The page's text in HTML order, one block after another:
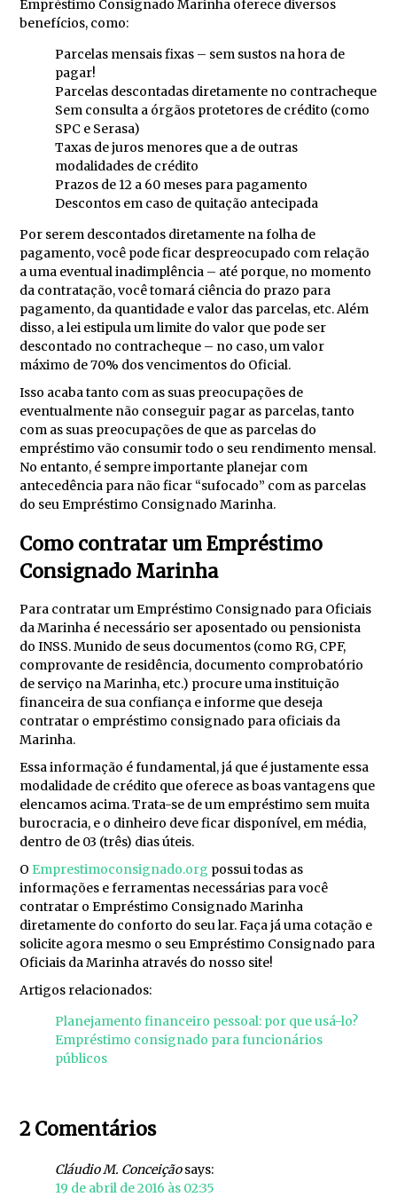
Empréstimo Consignado Marinha oferece diversos
benefícios, como:
Parcelas mensais fixas – sem sustos na hora de
pagar!
Parcelas descontadas diretamente no contracheque
Sem consulta a órgãos protetores de crédito (como
SPC e Serasa)
Taxas de juros menores que a de outras
modalidades de crédito
Prazos de 12 a 60 meses para pagamento
Descontos em caso de quitação antecipada
Por serem descontados diretamente na folha de
pagamento, você pode ficar despreocupado com relação
a uma eventual inadimplência – até porque, no momento
da contratação, você tomará ciência do prazo para
pagamento, da quantidade e valor das parcelas, etc. Além
disso, a lei estipula um limite do valor que pode ser
descontado no contracheque – no caso, um valor
máximo de 70% dos vencimentos do Oficial.
Isso acaba tanto com as suas preocupações de
eventualmente não conseguir pagar as parcelas, tanto
com as suas preocupações de que as parcelas do
empréstimo vão consumir todo o seu rendimento mensal.
No entanto, é sempre importante planejar com
antecedência para não ficar “sufocado” com as parcelas
do seu Empréstimo Consignado Marinha.
Como contratar um Empréstimo
Consignado Marinha
Para contratar um Empréstimo Consignado para Oficiais
da Marinha é necessário ser aposentado ou pensionista
do INSS. Munido de seus documentos (como RG, CPF,
comprovante de residência, documento comprobatório
de serviço na Marinha, etc.) procure uma instituição
financeira de sua confiança e informe que deseja
contratar o empréstimo consignado para oficiais da
Marinha.
Essa informação é fundamental, já que é justamente essa
modalidade de crédito que oferece as boas vantagens que
elencamos acima. Trata-se de um empréstimo sem muita
burocracia, e o dinheiro deve ficar disponível, em média,
dentro de 03 (três) dias úteis.
O Emprestimoconsignado.org possui todas as
informações e ferramentas necessárias para você
contratar o Empréstimo Consignado Marinha
diretamente do conforto do seu lar. Faça já uma cotação e
solicite agora mesmo o seu Empréstimo Consignado para
Oficiais da Marinha através do nosso site!
Artigos relacionados:
Planejamento financeiro pessoal: por que usá-lo?
Empréstimo consignado para funcionários
públicos
2 Comentários
Cláudio M. Conceiçãosays:
19 de abril de 2016 às 02:35